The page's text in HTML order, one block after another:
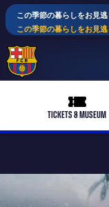
この季節の暮らしをお見
この季節の暮らしをお見
ticket-
TICKETS & MUSEUM
PLUSICON